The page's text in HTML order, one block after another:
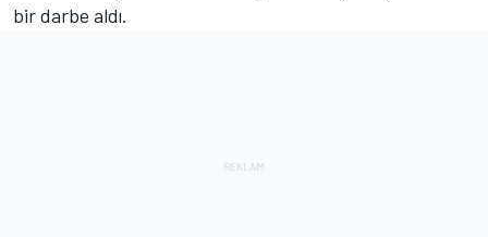
bir darbe aldı.